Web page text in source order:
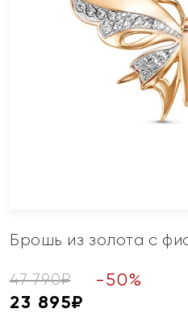
Брошь из золота с
47 790₽ -50%
23 895₽